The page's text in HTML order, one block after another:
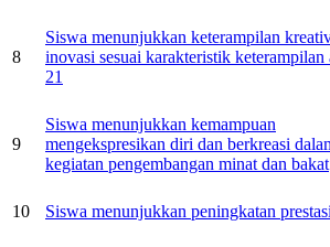
8
Siswa menunjukkan keterampilan
inovasi sesuai karakteristik keterampilan
21
9
Siswa menunjukkan kemampuan
mengekspresikan diri dan berkreasi
kegiatan pengembangan minat dan bakat
10 Siswa menunjukkan peningkatan